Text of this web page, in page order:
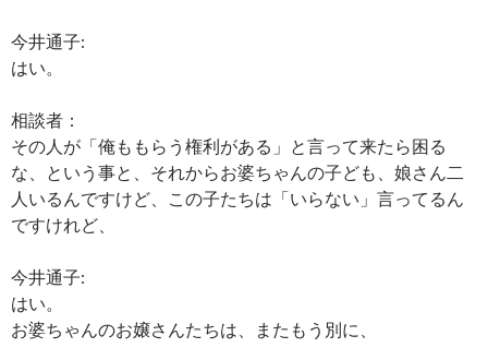
今井通子:
はい。
相談者：
その人が「俺ももらう権利がある」と言って来たら困る
な、という事と、それからお婆ちゃんの子ども、娘さん二
人いるんですけど、この子たちは「いらない」言ってるん
ですけれど、
今井通子:
はい。
お婆ちゃんのお嬢さんたちは、またもう別に、